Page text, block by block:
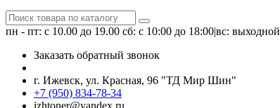
пн - пт: с 10.00 до 19.00 сб: с 10:00 до 18:00|вс: выходной
Заказать обратный звонок
г. Ижевск, ул. Красная, 96 "ТД Мир Шин"
+7 (950) 834-78-34
izhtoner@yandex.ru